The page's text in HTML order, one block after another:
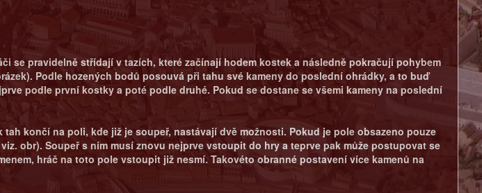
se pravidelně střídají v tazích, které začínají hodem kostek a následně pokračují pohybem
Podle hozených bodů posouvá při tahu své kameny do poslední ohrádky, a to buď
podle první kostky a poté podle druhé. Pokud se dostane se všemi kameny na poslední
končí na poli, kde již je soupeř, nastávají dvě možnosti. Pokud je pole obsazeno pouze
obr). Soupeř s ním musí znovu nejprve vstoupit do hry a teprve pak může postupovat se
hráč na toto pole vstoupit již nesmí. Takovéto obranné postavení více kamenů na